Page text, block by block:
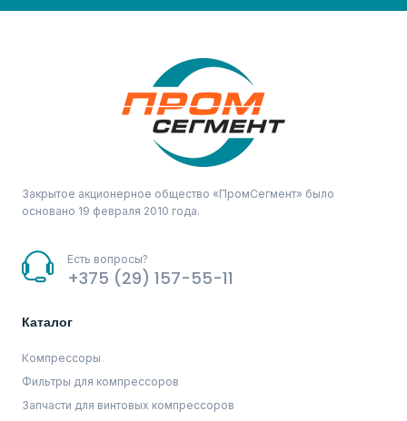
Закрытое акционерное общество «ПромСегмент» было
основано 19 февраля 2010 года.
Есть вопросы?
+375 (29) 157-55-11
Каталог
Компрессоры
Фильтры для компрессоров
Запчасти для винтовых компрессоров